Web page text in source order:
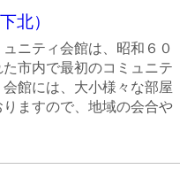
北）
ニティ会館は、昭和６０
市内で最初のコミュニテ
会館には、大小様々な部屋
りますので、地域の会合や